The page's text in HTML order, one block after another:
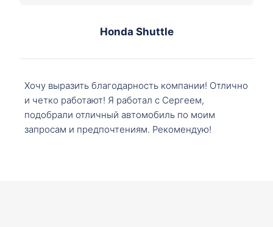
Honda Shuttle
Хочу выразить благодарность компании! Отлично
и четко работают! Я работал с Сергеем,
подобрали отличный автомобиль по моим
запросам и предпочтениям. Рекомендую!